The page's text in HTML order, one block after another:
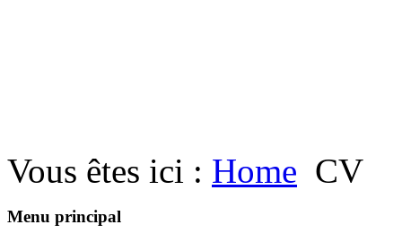
Vous êtes ici : Home CV
Menu principal